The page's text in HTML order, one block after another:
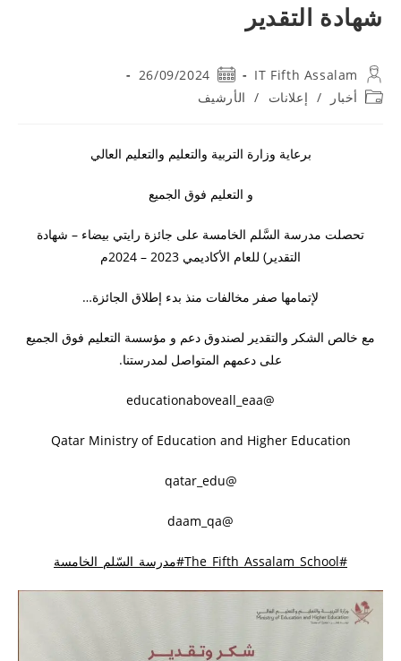
شهادة التقدير
IT Fifth Assalam
26/09/2024
أخبار
/ إعلانات / الأرشيف
برعاية وزارة التربية والتعليم والتعليم العالي
و التعليم فوق الجميع
تحصلت مدرسة السَّلم الخامسة على جائزة رايتي بيضاء – شهادة
التقدير) للعام الأكاديمي 2023 – 2024م
لإتمامها صفر مخالفات منذ بدء إطلاق الجائزة…
مع خالص الشكر والتقدير لصندوق دعم و مؤسسة التعليم فوق الجميع
على دعمهم المتواصل لمدرستنا.
@educationaboveall_eaa
Qatar Ministry of Education and Higher Education
@qatar_edu
@daam_qa
#The_Fifth_Assalam_School #مدرسة_السّلم_الخامسة